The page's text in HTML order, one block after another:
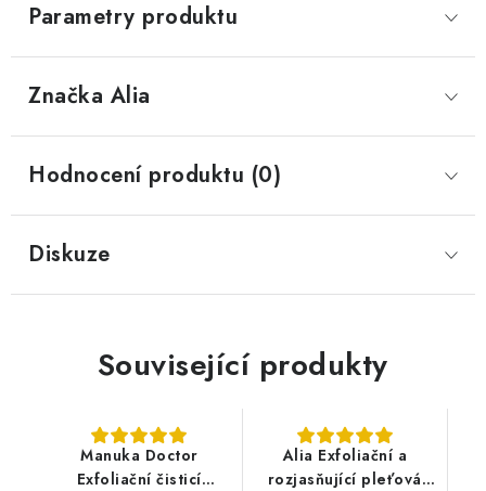
Parametry produktu
Značka Alia
Hodnocení produktu (0)
Diskuze
Související produkty
Manuka Doctor
Exfoliační čisticí
Alia Exfoliační a
rozjasňující pleťová